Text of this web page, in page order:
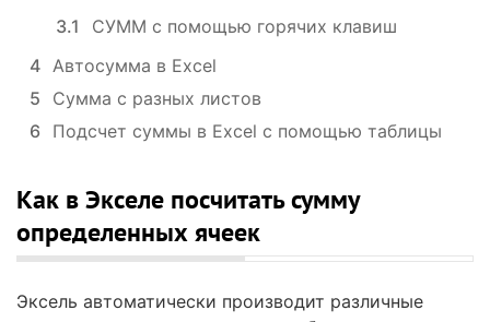
3.1
СУММ с помощью горячих клавиш
4 Автосумма в Excel
5
Сумма с разных листов
6
Подсчет суммы в Excel с помощью таблицы
Как в Экселе посчитать сумму
определенных ячеек
Эксель автоматически производит различные